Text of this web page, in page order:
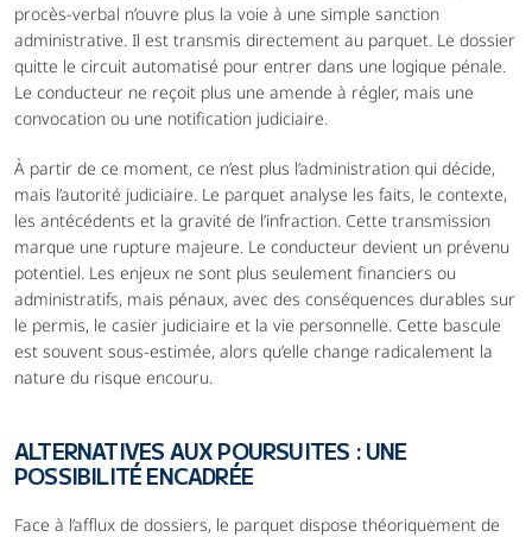
procès-verbal n’ouvre plus la voie à une simple sanction
administrative. Il est transmis directement au parquet. Le dossier
quitte le circuit automatisé pour entrer dans une logique pénale.
Le conducteur ne reçoit plus une amende à régler, mais une
convocation ou une notification judiciaire.
À partir de ce moment, ce n’est plus l’administration qui décide,
mais l’autorité judiciaire. Le parquet analyse les faits, le contexte,
les antécédents et la gravité de l’infraction. Cette transmission
marque une rupture majeure. Le conducteur devient un prévenu
potentiel. Les enjeux ne sont plus seulement financiers ou
administratifs, mais pénaux, avec des conséquences durables sur
le permis, le casier judiciaire et la vie personnelle. Cette bascule
est souvent sous-estimée, alors qu’elle change radicalement la
nature du risque encouru.
ALTERNATIVES AUX POURSUITES : UNE
POSSIBILITÉ ENCADRÉE
Face à l’afflux de dossiers, le parquet dispose théoriquement de